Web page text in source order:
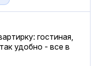
гостиная,
удобно - все в